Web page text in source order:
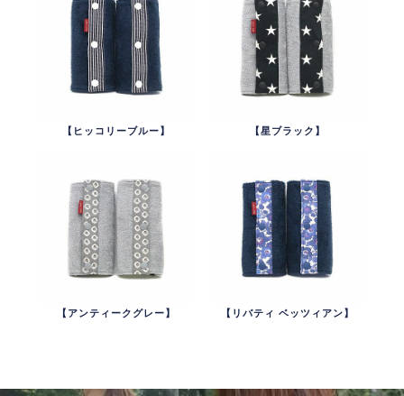
【ヒッコリーブルー】 【星ブラック】
【アンティークグレー】 【リバティ ベッツィアン】